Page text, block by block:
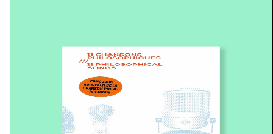
catalogue complet
à paraître
éditions de tête
programmes semestriels